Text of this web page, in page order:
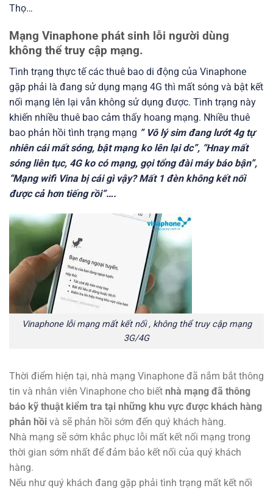
Thọ…
Mạng Vinaphone phát sinh lỗi người dùng
không thể truy cập mạng.
Tình trạng thực tế các thuê bao di động của Vinaphone
gặp phải là đang sử dụng mạng 4G thì mất sóng và bật kết
nối mạng lên lại vẫn không sử dụng được. Tình trạng này
khiến nhiều thuê bao cảm thấy hoang mạng. Nhiều thuê
bao phản hồi tình trạng mạng ” Vô lý sim đang lướt 4g tự
nhiên cái mất sóng, bật mạng ko lên lại dc”, “Hnay mất
sóng liên tục, 4G ko có mạng, gọi tổng đài máy báo bận”,
“Mạng wifi Vina bị cái gì vậy? Mất 1 đèn không kết nối
được cả hơn tiếng rồi”….
Vinaphone lỗi mạng mất kết nối , không thể truy cập mạng
3G/4G
Thời điểm hiện tại, nhà mạng Vinaphone đã nắm bắt thông
tin và nhân viên Vinaphone cho biết nhà mạng đã thông
báo kỹ thuật kiểm tra tại những khu vực được khách hàng
phản hồi và sẽ phản hồi sớm đến quý khách hàng.
Nhà mạng sẽ sớm khắc phục lỗi mất kết nối mạng trong
thời gian sớm nhất để đảm bảo kết nối của quý khách
hàng.
Nếu như quý khách đang gặp phải tình trạng mất kết nối